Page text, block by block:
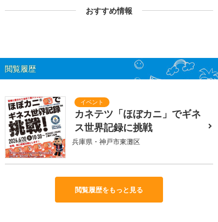
おすすめ情報
閲覧履歴
カネテツ「ほぼカニ」でギネ
ス世界記録に挑戦
兵庫県・神戸市東灘区
閲覧履歴をもっと見る